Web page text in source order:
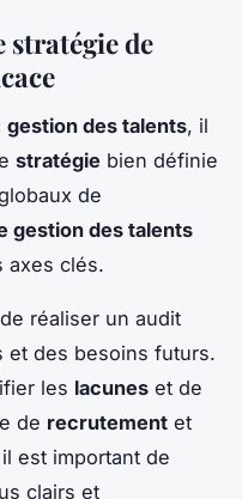
stratégie de
gestion des talents, il
stratégie bien définie
de
gestion des talents
axes clés.
réaliser un audit
et des besoins futurs.
les lacunes et de
de recrutement et
est important de
clairs et